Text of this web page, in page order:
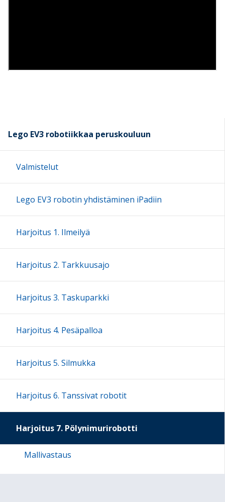
Lego EV3 robotiikkaa peruskouluun
Valmistelut
Lego EV3 robotin yhdistäminen iPadiin
Harjoitus 1. Ilmeilyä
Harjoitus 2. Tarkkuusajo
Harjoitus 3. Taskuparkki
Harjoitus 4. Pesäpalloa
Harjoitus 5. Silmukka
Harjoitus 6. Tanssivat robotit
Harjoitus 7. Pölynimurirobotti
Mallivastaus